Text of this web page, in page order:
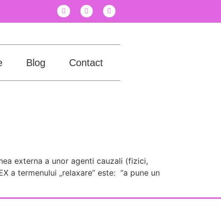
Blog Contact
externa a unor agenti cauzali (fizici,
termenului „relaxare” este: “a pune un